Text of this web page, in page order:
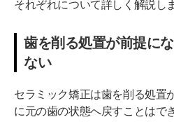
それぞれについて詳しく解説し
歯を削る処置が前提に
ない
セラミック矯正は歯を削る処置
に元の歯の状態へ戻すことはで